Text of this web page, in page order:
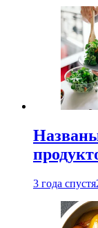
3 года спустя